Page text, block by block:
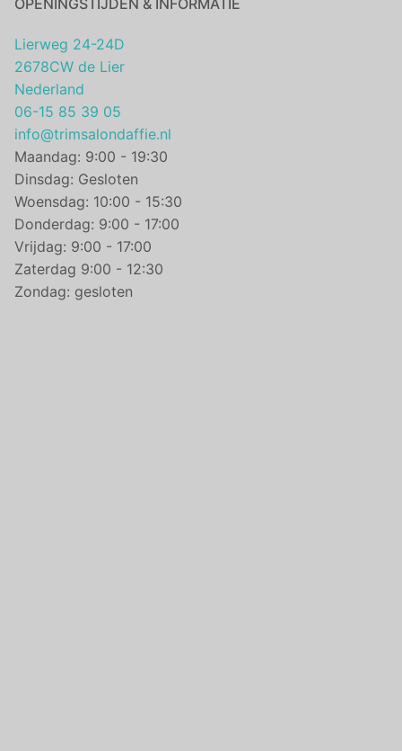
Lierweg 24-24D
2678CW de Lier
Nederland
06-15 85 39 05
info@trimsalondaffie.nl
Maandag: 9:00 - 19:30
Dinsdag: Gesloten
Woensdag: 10:00 - 15:30
Donderdag: 9:00 - 17:00
Vrijdag: 9:00 - 17:00
Zaterdag 9:00 - 12:30
Zondag: gesloten